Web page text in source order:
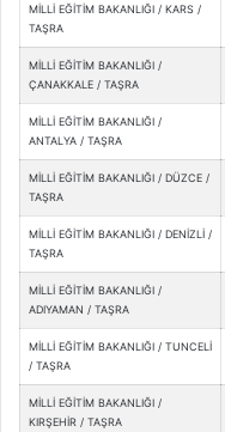
MİLLİ EĞİTİM BAKANLIĞI / KARS /
TAŞRA
MİLLİ EĞİTİM BAKANLIĞI /
ÇANAKKALE / TAŞRA
MİLLİ EĞİTİM BAKANLIĞI /
ANTALYA / TAŞRA
MİLLİ EĞİTİM BAKANLIĞI / DÜZCE /
TAŞRA
MİLLİ EĞİTİM BAKANLIĞI / DENİZLİ /
TAŞRA
MİLLİ EĞİTİM BAKANLIĞI /
ADIYAMAN / TAŞRA
MİLLİ EĞİTİM BAKANLIĞI / TUNCELİ
/ TAŞRA
MİLLİ EĞİTİM BAKANLIĞI /
KIRŞEHİR / TAŞRA